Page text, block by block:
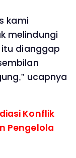
kami
melindungi
dianggap
ucapnya
Konflik
Pengelola